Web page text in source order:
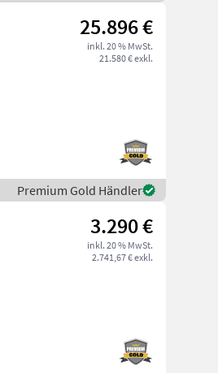
25.896 €
inkl. 20 % MwSt.
21.580 € exkl.
Premium Gold Händler
3.290 €
inkl. 20 % MwSt.
2.741,67 € exkl.